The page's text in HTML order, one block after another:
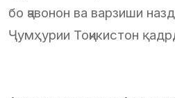
бо ҷавонон ва варзиши
Ҷумҳурии Тоҷикистон